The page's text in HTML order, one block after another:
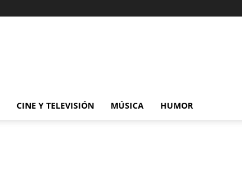
CINE Y TELEVISIÓN MÚSICA HUMOR